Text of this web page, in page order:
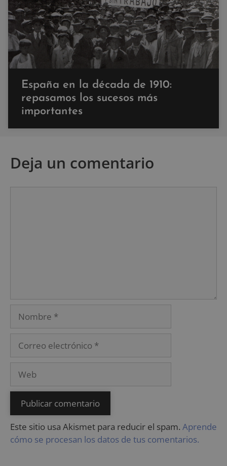
España en la década de 1910:
repasamos los sucesos más
importantes
Deja un comentario
Este sitio usa Akismet para reducir el spam. Aprende
cómo se procesan los datos de tus comentarios.